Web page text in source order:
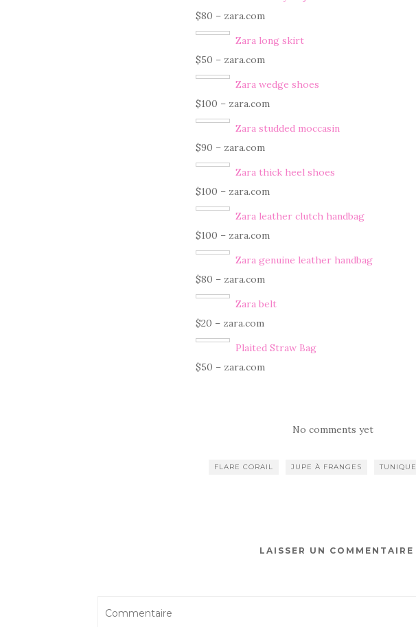
$80 – zara.com
Zara long skirt
$50 – zara.com
Zara wedge shoes
$100 – zara.com
Zara studded moccasin
$90 – zara.com
Zara thick heel shoes
$100 – zara.com
Zara leather clutch handbag
$100 – zara.com
Zara genuine leather handbag
$80 – zara.com
Zara belt
$20 – zara.com
Plaited Straw Bag
$50 – zara.com
No comments yet
FLARE CORAIL JUPE À FRANGES TUNIQUE
LAISSER UN COMMENTAIRE